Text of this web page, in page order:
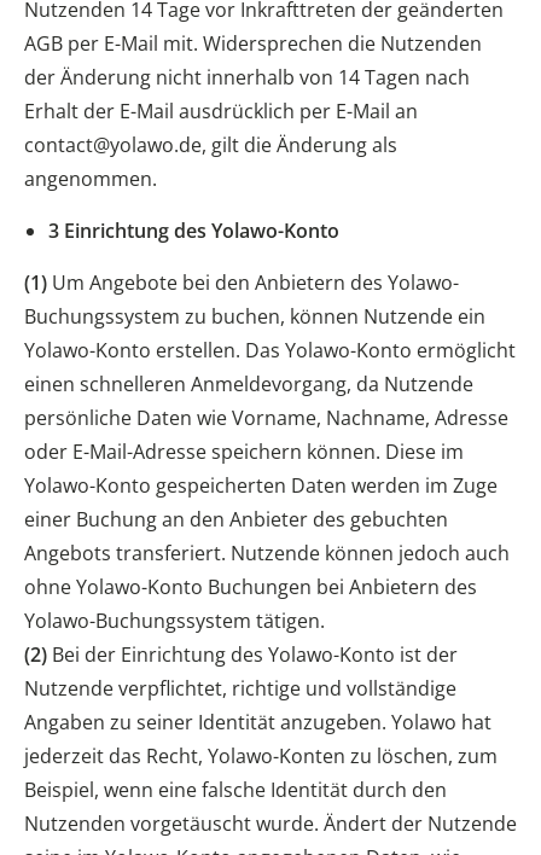
Nutzenden 14 Tage vor Inkrafttreten der geänderten
AGB per E-Mail mit. Widersprechen die Nutzenden
der Änderung nicht innerhalb von 14 Tagen nach
Erhalt der E-Mail ausdrücklich per E-Mail an
contact@yolawo.de, gilt die Änderung als
angenommen.
3 Einrichtung des Yolawo-Konto
(1) Um Angebote bei den Anbietern des Yolawo-
Buchungssystem zu buchen, können Nutzende ein
Yolawo-Konto erstellen. Das Yolawo-Konto ermöglicht
einen schnelleren Anmeldevorgang, da Nutzende
persönliche Daten wie Vorname, Nachname, Adresse
oder E-Mail-Adresse speichern können. Diese im
Yolawo-Konto gespeicherten Daten werden im Zuge
einer Buchung an den Anbieter des gebuchten
Angebots transferiert. Nutzende können jedoch auch
ohne Yolawo-Konto Buchungen bei Anbietern des
Yolawo-Buchungssystem tätigen.
(2) Bei der Einrichtung des Yolawo-Konto ist der
Nutzende verpflichtet, richtige und vollständige
Angaben zu seiner Identität anzugeben. Yolawo hat
jederzeit das Recht, Yolawo-Konten zu löschen, zum
Beispiel, wenn eine falsche Identität durch den
Nutzenden vorgetäuscht wurde. Ändert der Nutzende